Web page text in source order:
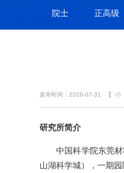
院士 正高级
发布时间：2026-07-31 【小
研究所简介
中国科学院东莞
山湖科学城），一期